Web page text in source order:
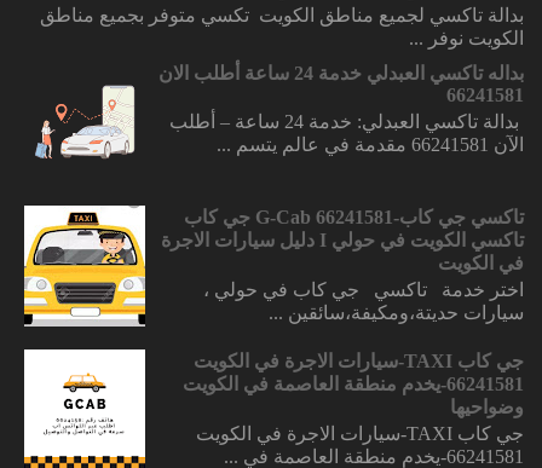
بدالة تاكسي لجميع مناطق الكويت تكسي متوفر بجميع مناطق
الكويت نوفر ...
بداله تاكسي العبدلي خدمة 24 ساعة أطلب الان
66241581
بدالة تاكسي العبدلي: خدمة 24 ساعة – أطلب
الآن 66241581 مقدمة في عالم يتسم ...
تاكسي جي كاب-66241581 G-Cab جي كاب
تاكسي الكويت في حولي I دليل سيارات الاجرة
في الكويت
اختر خدمة تاكسي جي كاب في حولي ،
سيارات حديتة،ومكيفة،سائقين ...
جي كاب TAXI-سيارات الاجرة في الكويت
66241581-يخدم منطقة العاصمة في الكويت
وضواحيها
جي كاب TAXI-سيارات الاجرة في الكويت
66241581-يخدم منطقة العاصمة في ...